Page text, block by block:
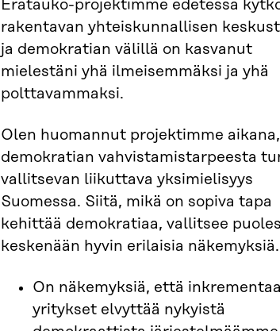
Erätauko-projektimme edetessä
rakentavan yhteiskunnallisen
ja demokratian välillä on kasvanut
mielestäni yhä ilmeisemmäksi ja yhä
polttavammaksi.
Olen huomannut projektimme
demokratian vahvistamistarpeesta
vallitsevan liikuttava yksimielisyys
Suomessa. Siitä, mikä on sopiva tapa
kehittää demokratiaa, vallitsee
keskenään hyvin erilaisia näkemyksiä.
On näkemyksiä, että
yritykset elvyttää nykyistä